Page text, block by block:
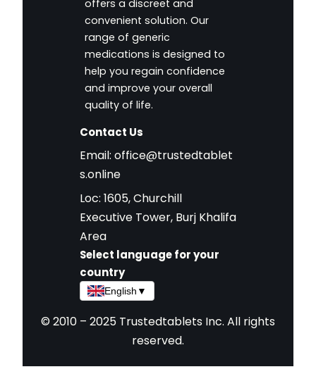
offers a discreet and
convenient solution. Our
range of generic
medications is designed to
help you regain confidence
and improve your overall
quality of life.
Contact Us
Email: office@trustedtablet
s.online
Loc: 1605, Churchill
Executive Tower, Burj Khalifa
Area
Select language for your
country
English ▼
© 2010 – 2025 Trustedtablets Inc. All rights
reserved.